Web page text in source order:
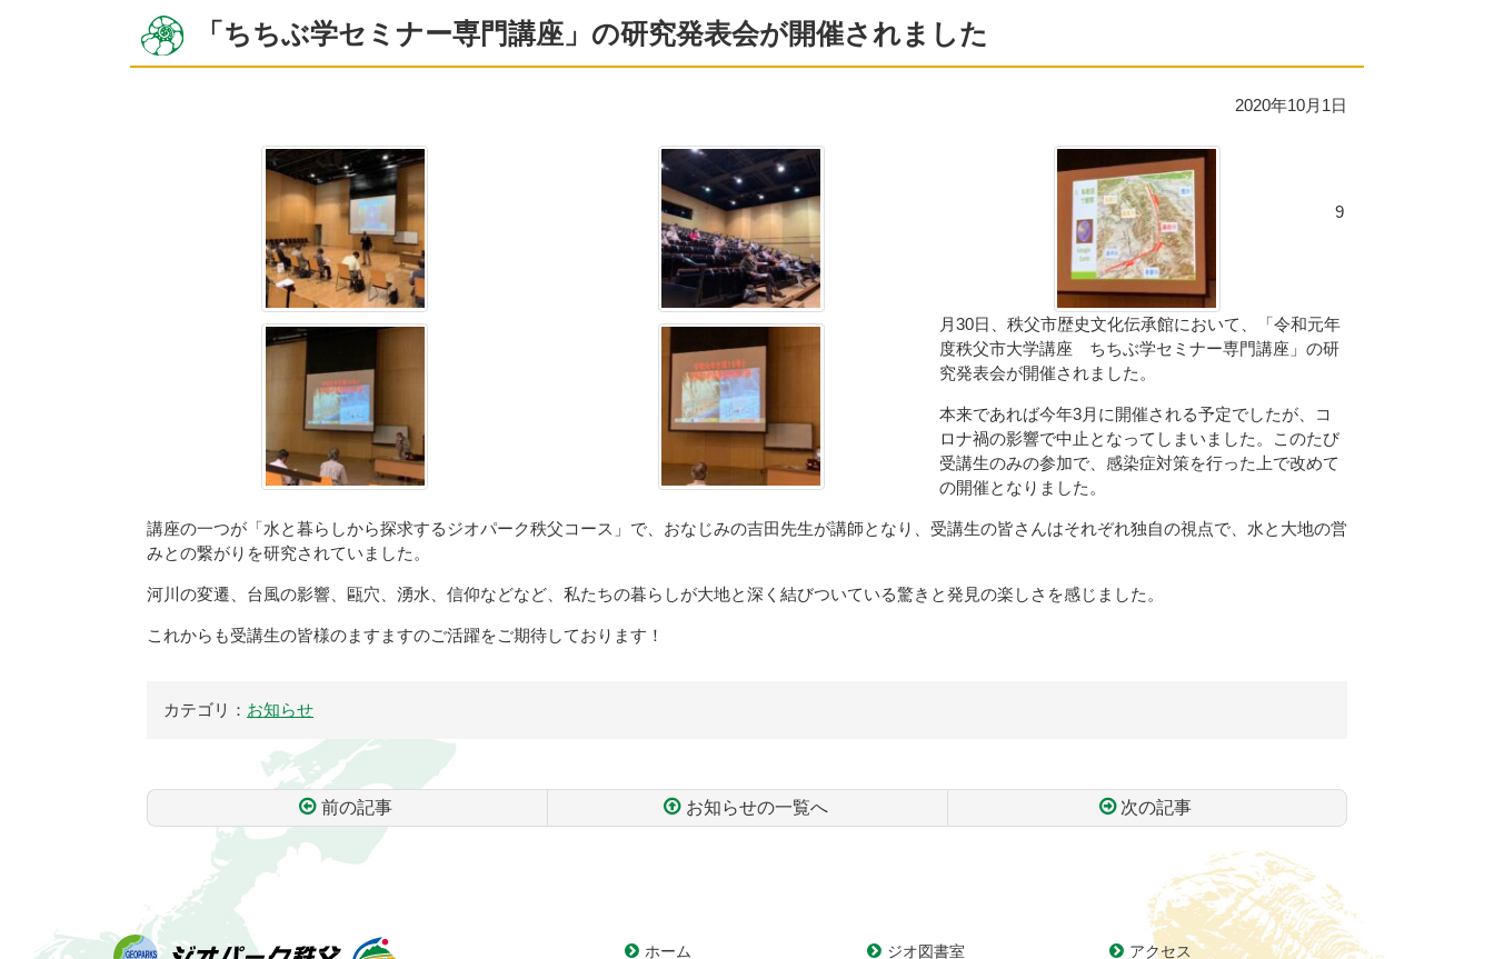
「ちちぶ学セミナー専門講座」の研究発表会が開催されました
2020年10月1日
9
月30日、秩父市歴史文化伝承館において、「令和元年
度秩父市大学講座 ちちぶ学セミナー専門講座」の研
究発表会が開催されました。
本来であれば今年3月に開催される予定でしたが、コ
ロナ禍の影響で中止となってしまいました。このたび
受講生のみの参加で、感染症対策を行った上で改めて
の開催となりました。
講座の一つが「水と暮らしから探求するジオパーク秩父コース」で、おなじみの吉田先生が講師となり、受講生の皆さんはそれぞれ独自の視点で、水と大地の営
みとの繋がりを研究されていました。
河川の変遷、台風の影響、甌穴、湧水、信仰などなど、私たちの暮らしが大地と深く結びついている驚きと発見の楽しさを感じました。
これからも受講生の皆様のますますのご活躍をご期待しております！
カテゴリ： お知らせ
前の記事 お知らせの一覧へ
次の記事
ツ
先
ホーム ジオ図書室 アクセス